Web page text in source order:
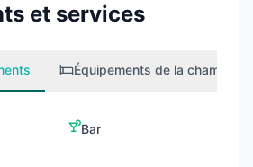
et services
Équipements de la chambre
Bar